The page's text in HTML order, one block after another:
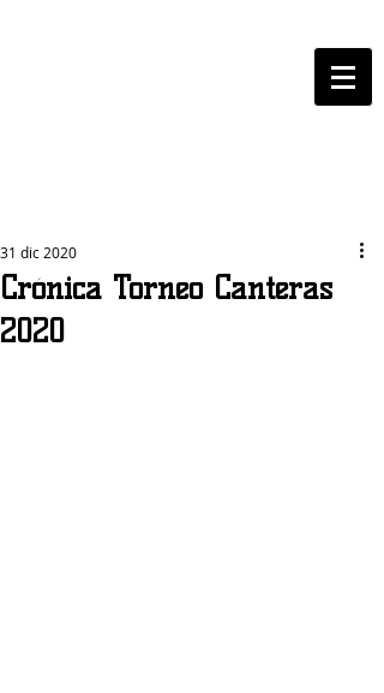
Crónica Torneo Canteras
2020
31 dic 2020